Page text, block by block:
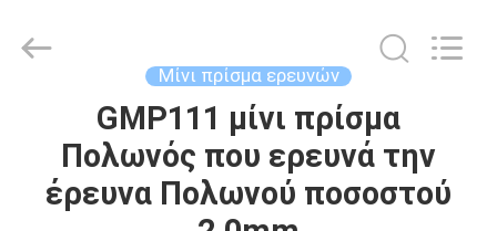
ΠΡΟΪΌΝΤΑ
Instrument
Co.,Ltd.
Μίνι πρίσμα ερευνών
GMP111 μίνι πρίσμα
Πολωνός που ερευνά την
έρευνα Πολωνού ποσοστού